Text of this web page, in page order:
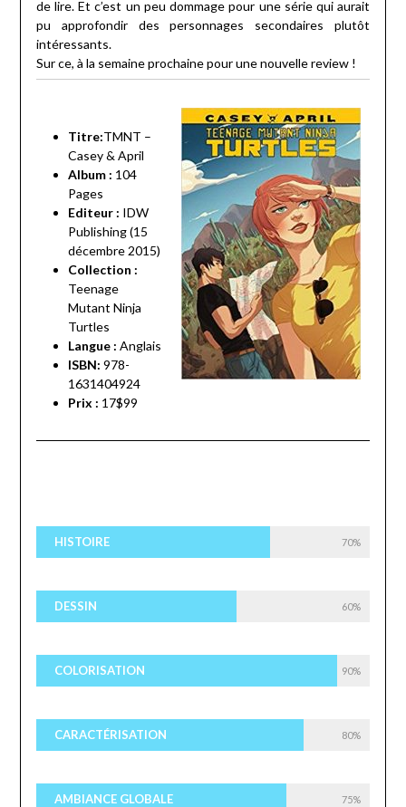
de lire. Et c’est un peu dommage pour une série qui aurait
pu approfondir des personnages secondaires plutôt
intéressants.
Sur ce, à la semaine prochaine pour une nouvelle review !
Titre:TMNT –
Casey & April
Album : 104
Pages
Editeur : IDW
Publishing (15
décembre 2015)
Collection :
Teenage
Mutant Ninja
Turtles
Langue : Anglais
ISBN: 978-
1631404924
Prix : 17$99
HISTOIRE 70%
DESSIN 60%
COLORISATION 90%
CARACTÉRISATION 80%
AMBIANCE GLOBALE 75%